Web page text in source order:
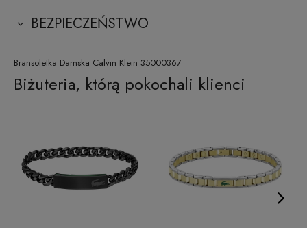
BEZPIECZEŃSTWO
Bransoletka Damska Calvin Klein 35000367
Biżuteria, którą pokochali klienci